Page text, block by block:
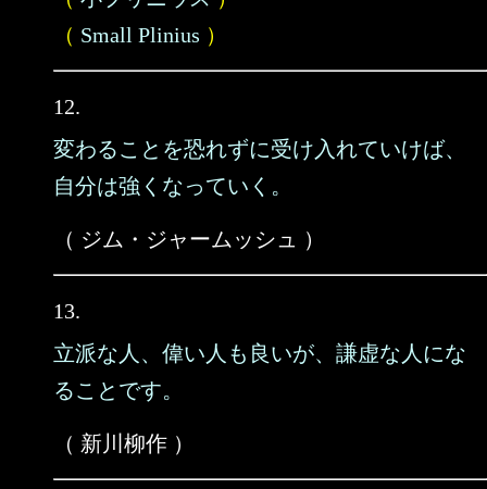
（ Small Plinius ）
12.
変わることを恐れずに受け入れていけば、
自分は強くなっていく。
（ ジム・ジャームッシュ ）
13.
立派な人、偉い人も良いが、謙虚な人にな
ることです。
（ 新川柳作 ）